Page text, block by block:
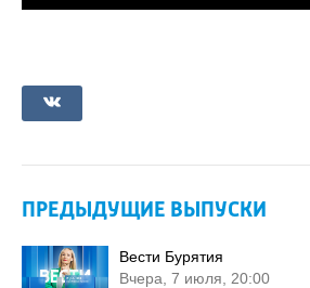
ПРЕДЫДУЩИЕ ВЫПУСКИ
Вести Бурятия
Вчера, 7 июля, 20:00